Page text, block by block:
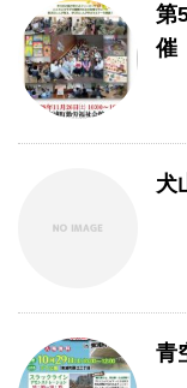
第
催
犬
青